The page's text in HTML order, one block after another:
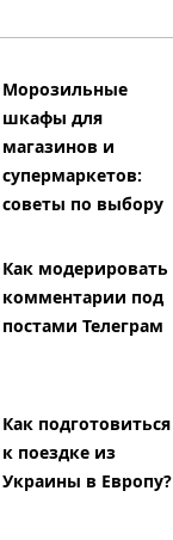
Морозильные
шкафы для
магазинов и
супермаркетов:
советы по выбору
Как модерировать
комментарии под
постами Телеграм
Как подготовиться
к поездке из
Украины в Европу?